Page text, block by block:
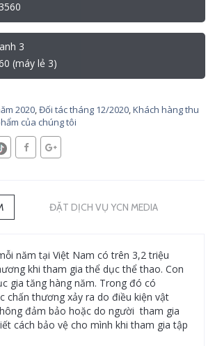
3
(máy lẻ 3)
2020,Đối tác tháng 12/2020,Khách hàng thu
của chúng tôi
ĐẶT DỊCH VỤ YCN MEDIA
năm tại Việt Nam có trên 3,2 triệu
khi tham gia thể dục thể thao. Con
gia tăng hàng năm. Trong đó có
chấn thương xảy ra do điều kiện vật
đảm bảo hoặc do người tham gia
cách bảo vệ cho mình khi tham gia tập